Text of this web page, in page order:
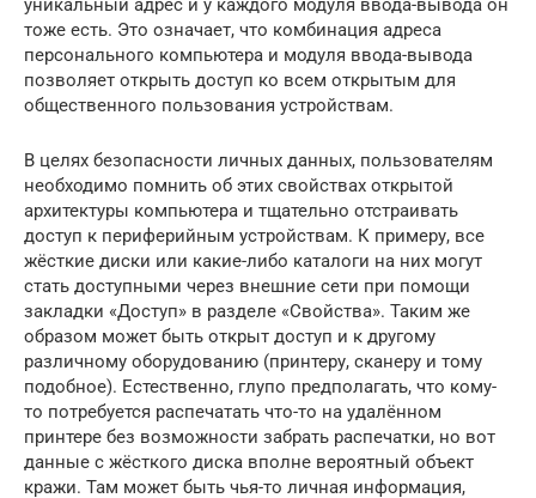
уникальный адрес и у каждого модуля ввода-вывода он
тоже есть. Это означает, что комбинация адреса
персонального компьютера и модуля ввода-вывода
позволяет открыть доступ ко всем открытым для
общественного пользования устройствам.
В целях безопасности личных данных, пользователям
необходимо помнить об этих свойствах открытой
архитектуры компьютера и тщательно отстраивать
доступ к периферийным устройствам. К примеру, все
жёсткие диски или какие-либо каталоги на них могут
стать доступными через внешние сети при помощи
закладки «Доступ» в разделе «Свойства». Таким же
образом может быть открыт доступ и к другому
различному оборудованию (принтеру, сканеру и тому
подобное). Естественно, глупо предполагать, что кому-
то потребуется распечатать что-то на удалённом
принтере без возможности забрать распечатки, но вот
данные с жёсткого диска вполне вероятный объект
кражи. Там может быть чья-то личная информация,